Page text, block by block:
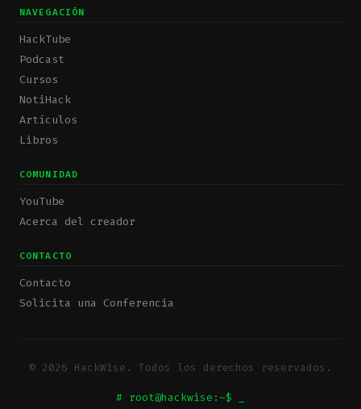
NAVEGACIÓN
HackTube
Podcast
Cursos
NotiHack
Artículos
Libros
COMUNIDAD
YouTube
Acerca del creador
CONTACTO
Contacto
Solicita una Conferencia
© 2026 HackWise. Todos los derechos reservados.
# root@hackwise:~$